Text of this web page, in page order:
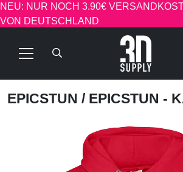
NEU: NUR NOCH 3.90€
VON DEUTSCHLAND
EPICSTUN / EPICSTUN -